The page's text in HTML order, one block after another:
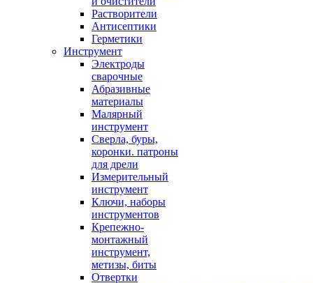
Растворители
Антисептики
Герметики
Инструмент
Электроды
сварочные
Абразивные
материалы
Малярный
инструмент
Сверла, буры,
коронки. патроны
для дрели
Измерительный
инструмент
Ключи, наборы
инструментов
Крепежно-
монтажный
инструмент,
метизы, биты
Отвертки